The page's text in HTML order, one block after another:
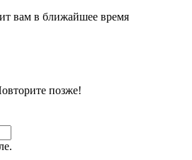
вам в ближайшее время
позже!